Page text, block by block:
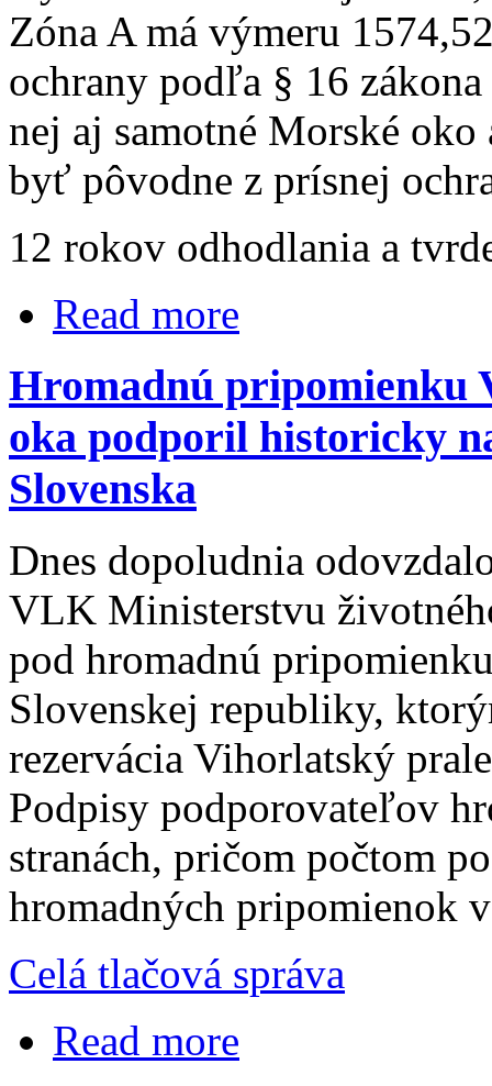
Zóna A má výmeru
ochrany podľa § 16
nej aj samotné Morské
byť pôvodne z prísnej
12 rokov odhodlania a
Read more
Hromadnú pripomienku
oka podporil historicky
Slovenska
Dnes dopoludnia
VLK Ministerstvu
pod hromadnú
Slovenskej republiky,
rezervácia Vihorlatský
Podpisy podporovateľov
stranách, pričom počtom
hromadných pripomienok
Celá tlačová správa
Read more